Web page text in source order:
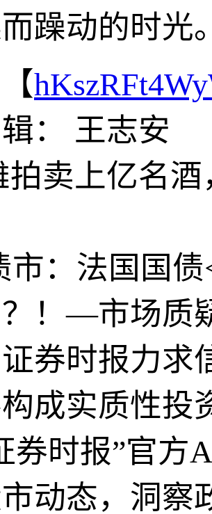
躁动的时光
： 王志安
拍卖上亿名
市：法国国
！—市场质
券时报力求
成实质性投
券时报”官方
动态，洞察